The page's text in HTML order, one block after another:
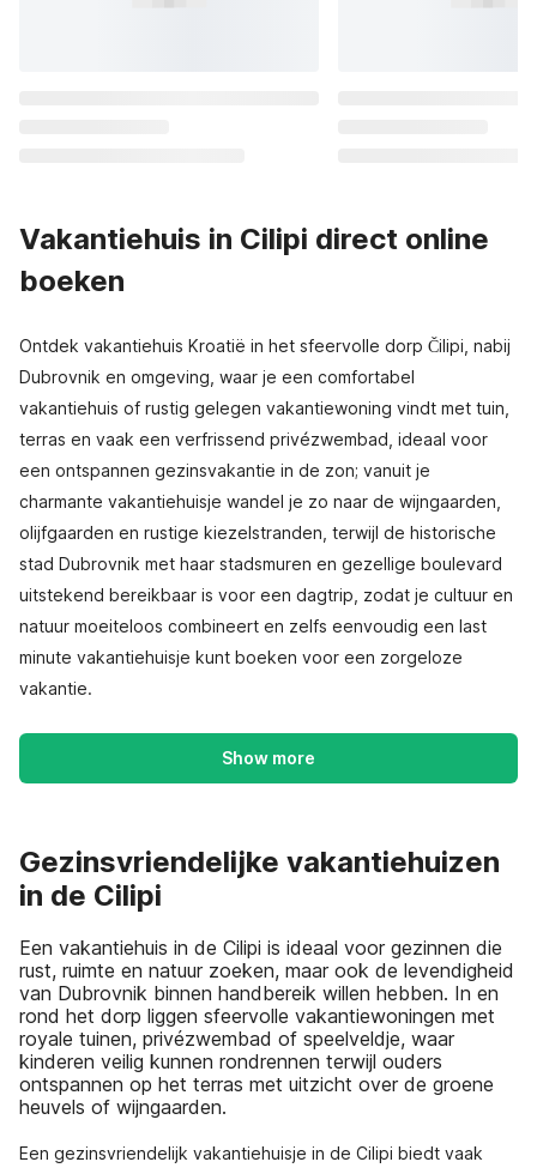
Vakantiehuis in Cilipi direct online
boeken
Ontdek vakantiehuis Kroatië in het sfeervolle dorp Čilipi, nabij
Dubrovnik en omgeving, waar je een comfortabel
vakantiehuis of rustig gelegen vakantiewoning vindt met tuin,
terras en vaak een verfrissend privézwembad, ideaal voor
een ontspannen gezinsvakantie in de zon; vanuit je
charmante vakantiehuisje wandel je zo naar de wijngaarden,
olijfgaarden en rustige kiezelstranden, terwijl de historische
stad Dubrovnik met haar stadsmuren en gezellige boulevard
uitstekend bereikbaar is voor een dagtrip, zodat je cultuur en
natuur moeiteloos combineert en zelfs eenvoudig een last
minute vakantiehuisje kunt boeken voor een zorgeloze
vakantie.
Show more
Gezinsvriendelijke vakantiehuizen
in de Cilipi
Een vakantiehuis in de Cilipi is ideaal voor gezinnen die
rust, ruimte en natuur zoeken, maar ook de levendigheid
van Dubrovnik binnen handbereik willen hebben. In en
rond het dorp liggen sfeervolle vakantiewoningen met
royale tuinen, privézwembad of speelveldje, waar
kinderen veilig kunnen rondrennen terwijl ouders
ontspannen op het terras met uitzicht over de groene
heuvels of wijngaarden.
Een gezinsvriendelijk vakantiehuisje in de Cilipi biedt vaak